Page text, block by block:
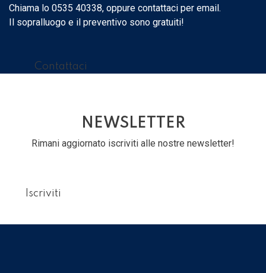
Chiama lo 0535 40338, oppure contattaci per email.
Il sopralluogo e il preventivo sono gratuiti!
Contattaci
NEWSLETTER
Rimani aggiornato iscriviti alle nostre newsletter!
Iscriviti